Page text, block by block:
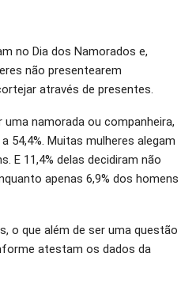
no Dia dos Namorados e,
não presentearem
através de presentes.
namorada ou companheira,
54,4%. Muitas mulheres alegam
E 11,4% delas decidiram não
apenas 6,9% dos homens
o que além de ser uma questão
atestam os dados da